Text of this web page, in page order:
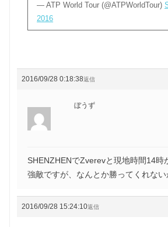
— ATP World Tour (@ATPWorldTour)
2016
2016/09/28 0:18:38返信
ぼうず
SHENZHENでZverevと現地時間14時
強敵ですが、なんとか勝ってくれない
2016/09/28 15:24:10返信